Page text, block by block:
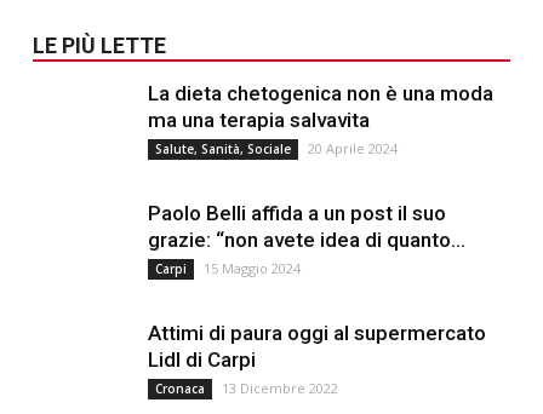
LE PIÙ LETTE
La dieta chetogenica non è una moda
ma una terapia salvavita
Salute, Sanità, Sociale 20 Aprile 2024
Paolo Belli affida a un post il suo
grazie: “non avete idea di quanto...
Carpi 15 Maggio 2024
Attimi di paura oggi al supermercato
Lidl di Carpi
Cronaca 13 Dicembre 2022